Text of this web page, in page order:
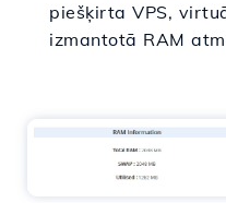
piešķirta VPS,
izmantotā RAM